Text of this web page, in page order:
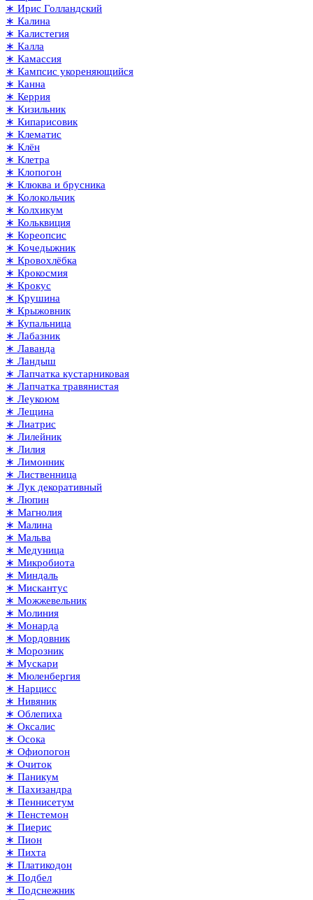
∗ Ирис Голландский
∗ Калина
∗ Калистегия
∗ Калла
∗ Камассия
∗ Кампсис укореняющийся
∗ Канна
∗ Керрия
∗ Кизильник
∗ Кипарисовик
∗ Клематис
∗ Клён
∗ Клетра
∗ Клопогон
∗ Клюква и брусника
∗ Колокольчик
∗ Колхикум
∗ Кольквиция
∗ Кореопсис
∗ Кочедыжник
∗ Кровохлёбка
∗ Крокосмия
∗ Крокус
∗ Крушина
∗ Крыжовник
∗ Купальница
∗ Лабазник
∗ Лаванда
∗ Ландыш
∗ Лапчатка кустарниковая
∗ Лапчатка травянистая
∗ Леукоюм
∗ Лещина
∗ Лиатрис
∗ Лилейник
∗ Лилия
∗ Лимонник
∗ Лиственница
∗ Лук декоративный
∗ Люпин
∗ Магнолия
∗ Малина
∗ Мальва
∗ Медуница
∗ Микробиота
∗ Миндаль
∗ Мискантус
∗ Можжевельник
∗ Молиния
∗ Монарда
∗ Мордовник
∗ Морозник
∗ Мускари
∗ Мюленбергия
∗ Нарцисс
∗ Нивяник
∗ Облепиха
∗ Оксалис
∗ Осока
∗ Офиопогон
∗ Очиток
∗ Паникум
∗ Пахизандра
∗ Пеннисетум
∗ Пенстемон
∗ Пиерис
∗ Пион
∗ Пихта
∗ Платикодон
∗ Подбел
∗ Подснежник